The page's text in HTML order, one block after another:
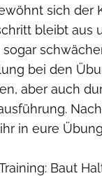
sich der
bleibt aus
bei den
aber auch
in eure
Baut